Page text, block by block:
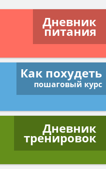
Дневник
питания
Как похудеть
пошаговый курс
Дневник
тренировок